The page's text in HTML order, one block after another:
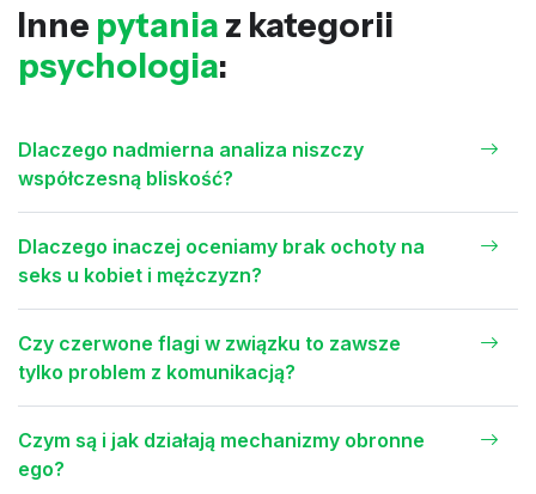
Inne pytania z kategorii
psychologia:
Dlaczego nadmierna analiza niszczy
współczesną bliskość?
Dlaczego inaczej oceniamy brak ochoty na
seks u kobiet i mężczyzn?
Czy czerwone flagi w związku to zawsze
tylko problem z komunikacją?
Czym są i jak działają mechanizmy obronne
ego?